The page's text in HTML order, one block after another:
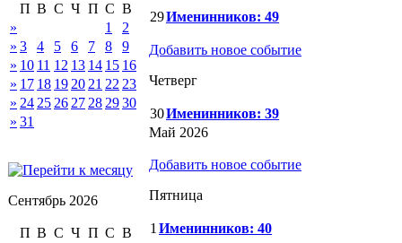
П В С Ч П С В
»
1
2
» 3 4 5 6 7 8
9
» 10 11 12 13 14 15 16
» 17 18 19 20 21 22 23
» 24 25 26 27 28 2930
» 31
Сентябрь 2026
П В С Ч П С В
29Именинников: 49
Добавить новое событие
Четверг
30Именинников: 39
Май 2026
Добавить новое событие
Пятница
1 Именинников: 40